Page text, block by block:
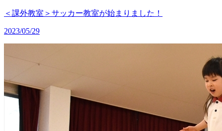
＜課外教室＞サッカー教室が始まりました！
2023/05/29